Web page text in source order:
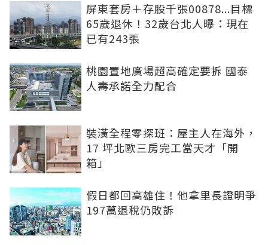
屏東套房＋存股千張00878...目標
65歲退休！32歲台北人曝：現在
已有243張
桃園置地廣場超高確定要拆 國泰
人壽承諾全力配合
裝潢全程零探班：屋主人在海外，
17 坪北歐三房完工當天才「開
箱」
假日都回高雄住！他拿里長證明爭
197萬退稅仍敗訴